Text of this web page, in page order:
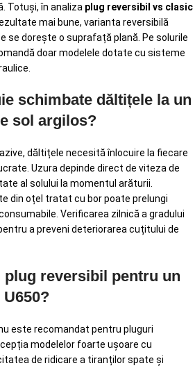
Totuși, în analiza plug reversibil vs clasic
mai bune, varianta reversibilă
se dorește o suprafață plană. Pe solurile
doar modelele dotate cu sisteme
schimbate dăltițele la un
sol argilos?
dăltițele necesită înlocuire la fiecare
Uzura depinde direct de viteza de
al solului la momentul arăturii.
din oțel tratat cu bor poate prelungi
Verificarea zilnică a gradului
a preveni deteriorarea cuțitului de
plug reversibil pentru un
este recomandat pentru pluguri
modelelor foarte ușoare cu
de ridicare a tiranților spate și